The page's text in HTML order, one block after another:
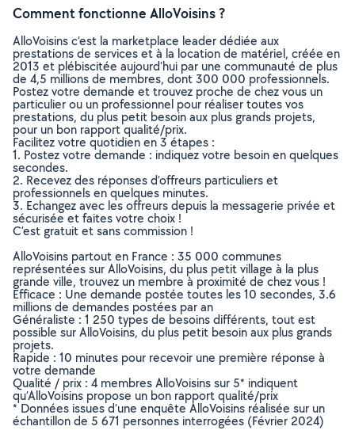
Comment fonctionne AlloVoisins ?
AlloVoisins c’est la marketplace leader dédiée aux
prestations de services et à la location de matériel, créée en
2013 et plébiscitée aujourd’hui par une communauté de plus
de 4,5 millions de membres, dont 300 000 professionnels.
Postez votre demande et trouvez proche de chez vous un
particulier ou un professionnel pour réaliser toutes vos
prestations, du plus petit besoin aux plus grands projets,
pour un bon rapport qualité/prix.
Facilitez votre quotidien en 3 étapes :
1. Postez votre demande : indiquez votre besoin en quelques
secondes.
2. Recevez des réponses d’offreurs particuliers et
professionnels en quelques minutes.
3. Echangez avec les offreurs depuis la messagerie privée et
sécurisée et faites votre choix !
C’est gratuit et sans commission !
AlloVoisins partout en France : 35 000 communes
représentées sur AlloVoisins, du plus petit village à la plus
grande ville, trouvez un membre à proximité de chez vous !
Efficace : Une demande postée toutes les 10 secondes, 3.6
millions de demandes postées par an
Généraliste : 1 250 types de besoins différents, tout est
possible sur AlloVoisins, du plus petit besoin aux plus grands
projets.
Rapide : 10 minutes pour recevoir une première réponse à
votre demande
Qualité / prix : 4 membres AlloVoisins sur 5* indiquent
qu’AlloVoisins propose un bon rapport qualité/prix
* Données issues d’une enquête AlloVoisins réalisée sur un
échantillon de 5 671 personnes interrogées (Février 2024)